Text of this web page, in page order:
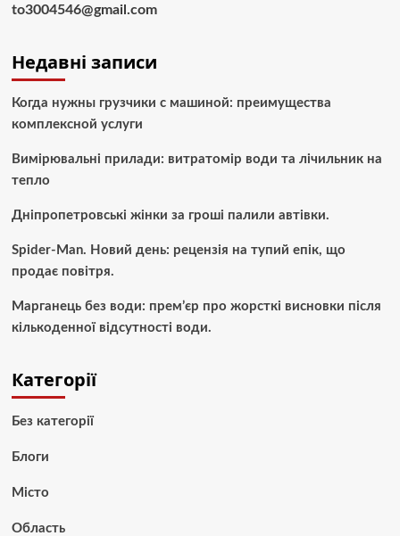
to3004546@gmail.com
Недавні записи
Когда нужны грузчики с машиной: преимущества
комплексной услуги
Вимірювальні прилади: витратомір води та лічильник на
тепло
Дніпропетровські жінки за гроші палили автівки.
Spider-Man. Новий день: рецензія на тупий епік, що
продає повітря.
Марганець без води: прем’єр про жорсткі висновки після
кількоденної відсутності води.
Категорії
Без категорії
Блоги
Місто
Область